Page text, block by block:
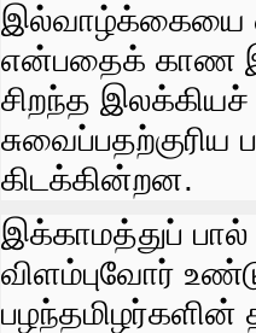
இல்வாழ்க்கையை
என்பதைக்‌ காண
சிறந்த இலக்கியச்‌
கிடக்கின்றன.
இக்காமத்துப்‌
விளம்புவோர்‌
பழந்தமிழர்களின்‌